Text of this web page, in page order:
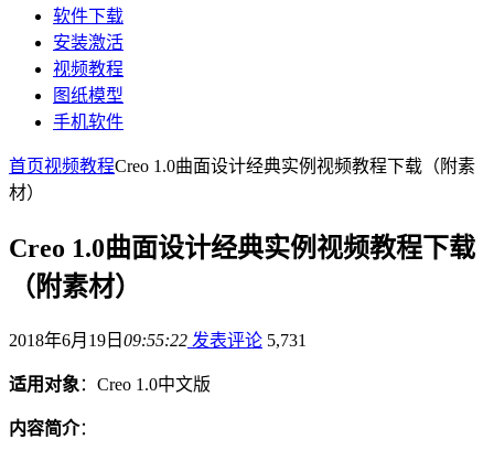
软件下载
安装激活
视频教程
图纸模型
手机软件
首页视频教程Creo 1.0曲面设计经典实例视频教程下载（附素
材）
Creo 1.0曲面设计经典实例视频教程下载
（附素材）
2018年6月19日 09:55:22 发表评论 5,731
适用对象 ：Creo 1.0中文版
内容简介：